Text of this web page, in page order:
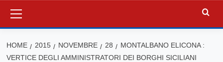
principale
HOME 2015 NOVEMBRE 28
MONTALBANO ELICONA :
VERTICE DEGLI AMMINISTRATORI DEI BORGHI SICILIANI